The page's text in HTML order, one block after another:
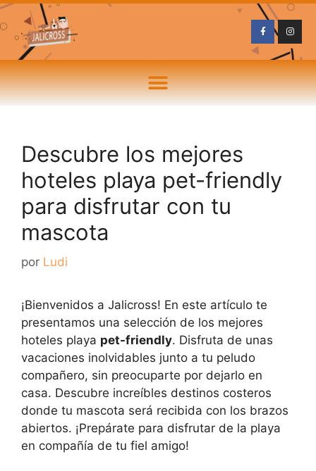
Descubre los mejores
hoteles playa pet-friendly
para disfrutar con tu
mascota
por Ludi
¡Bienvenidos a Jalicross! En este artículo te
presentamos una selección de los mejores
hoteles playa pet-friendly. Disfruta de unas
vacaciones inolvidables junto a tu peludo
compañero, sin preocuparte por dejarlo en
casa. Descubre increíbles destinos costeros
donde tu mascota será recibida con los brazos
abiertos. ¡Prepárate para disfrutar de la playa
en compañía de tu fiel amigo!